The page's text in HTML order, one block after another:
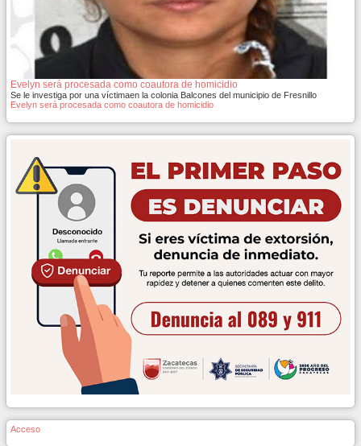
Evelyn será procesada como coautora de homicidio
Se le investiga por una víctimaen la colonia Balcones del municipio de Fresnillo
Evelyn será procesada como coautora de homicidio
Acceso